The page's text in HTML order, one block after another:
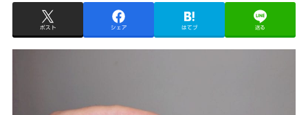
ポスト シェア はてブ 送る